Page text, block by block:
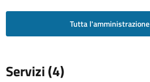
Tutta l'amministrazione
Servizi (4)